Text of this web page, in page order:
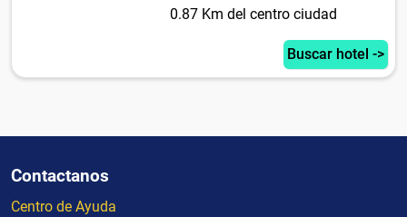
0.87 Km del centro ciudad
Buscar hotel ->
Contactanos
Centro de Ayuda